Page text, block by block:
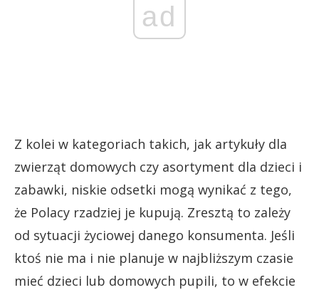
ad
Z kolei w kategoriach takich, jak artykuły dla
zwierząt domowych czy asortyment dla dzieci i
zabawki, niskie odsetki mogą wynikać z tego,
że Polacy rzadziej je kupują. Zresztą to zależy
od sytuacji życiowej danego konsumenta. Jeśli
ktoś nie ma i nie planuje w najbliższym czasie
mieć dzieci lub domowych pupili, to w efekcie